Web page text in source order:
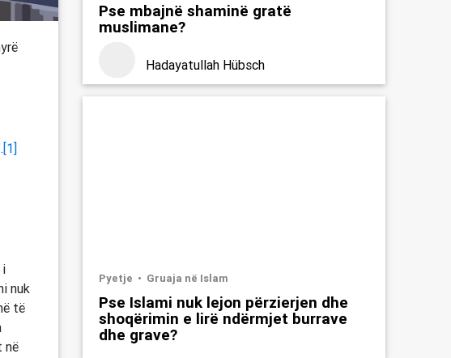
[1]
i
nuk
të
në
Pse mbajnë shaminë gratë
muslimane?
Hadayatullah Hübsch
Pyetje Gruaja në Islam
Pse Islami nuk lejon përzierjen dhe
shoqërimin e lirë ndërmjet burrave
dhe grave?